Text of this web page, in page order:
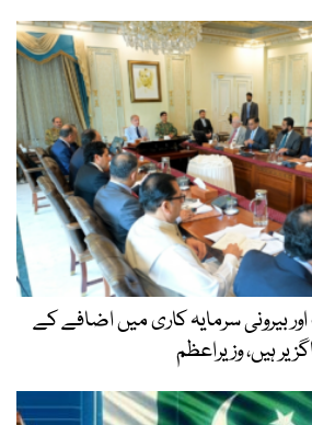
بیرونی سرمایہ کاری میں اضافے کے
ہیں، وزیراعظم